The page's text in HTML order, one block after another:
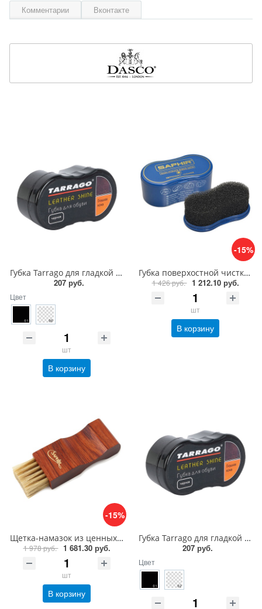
Комментарии Вконтакте
Губка Tarrago для гладкой кожи силикон1
207 руб.
Цвет
шт
В корзину
-15%
Губка поверхостной чистки замши, велюра Saphir Nettoyant cleaner
1 426 руб. 1 212.10 руб.
шт
В корзину
-15%
Щетка-намазок из ценных пород дерева Saphir Brosse Pommadier
1 978 руб. 1 681.30 руб.
шт
В корзину
Губка Tarrago для гладкой кожи силикон
207 руб.
Цвет